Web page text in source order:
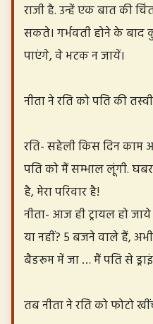
राजी है. उन्हें एक बात की
सकते। गर्भवती होने के
पाएंगे, वे भटक न जायें।
नीता ने रति को पति की
रति- सहेली किस दिन काम
पति को मैं सम्भाल लूंगी.
है, मेरा परिवार है!
नीता- आज ही ट्रायल हो
या नहीं? 5 बजने वाले हैं,
बैडरूम में जा … मैं पति से
तब नीता ने रति को फोटो